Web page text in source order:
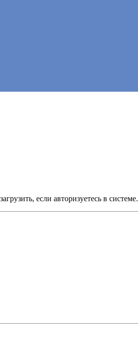
если авторизуетесь в системе.